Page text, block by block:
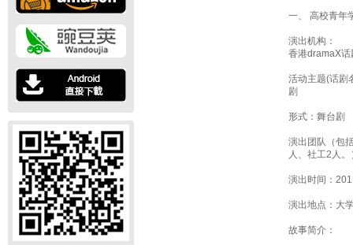
一、 高校青年
演出机构：
香港dramaX话
活动主题(话剧
剧
形式：舞台剧
演出团队（包
人、社工2人。
演出时间：
演出地点：大
故事简介：